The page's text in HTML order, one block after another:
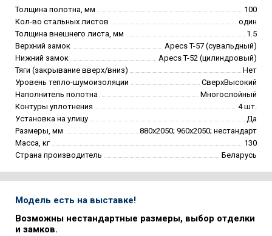
Толщина полотна, мм
100
Кол-во стальных листов
один
Толщина внешнего листа, мм
1.5
Верхний замок
Apecs T-57 (сувальдный)
Нижний замок
Apecs T-52 (цилиндровый)
Тяги (закрывание вверх/вниз)
Нет
Уровень тепло-шумоизоляции
СверхВысокий
Наполнитель полотна
Многослойный
Контуры уплотнения
4 шт.
Установка на улицу
Да
Размеры, мм
880х2050; 960х2050; нестандарт
Масса, кг
130
Страна производитель
Беларусь
Модель есть на выставке!
Возможны нестандартные размеры, выбор отделки
и замков.